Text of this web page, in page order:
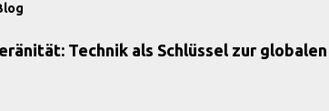
Technik als Schlüssel zur